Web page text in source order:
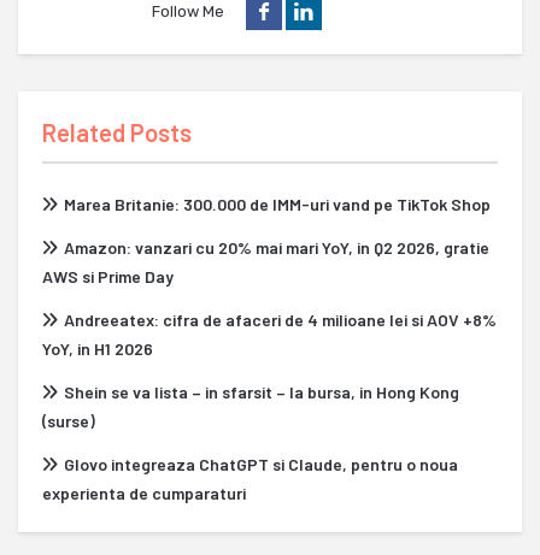
Follow Me
Related Posts
Marea Britanie: 300.000 de IMM-uri vand pe TikTok Shop
Amazon: vanzari cu 20% mai mari YoY, in Q2 2026, gratie
AWS si Prime Day
Andreeatex: cifra de afaceri de 4 milioane lei si AOV +8%
YoY, in H1 2026
Shein se va lista – in sfarsit – la bursa, in Hong Kong
(surse)
Glovo integreaza ChatGPT si Claude, pentru o noua
experienta de cumparaturi